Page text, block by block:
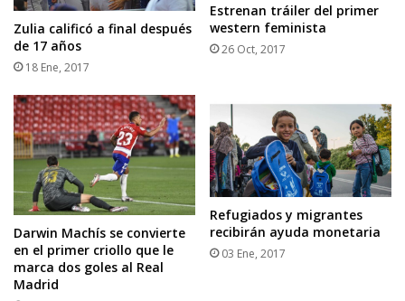
Zulia calificó a final después
de 17 años
18 Ene, 2017
Estrenan tráiler del primer
western feminista
26 Oct, 2017
Darwin Machís se convierte
en el primer criollo que le
marca dos goles al Real
Madrid
Refugiados y migrantes
recibirán ayuda monetaria
03 Ene, 2017